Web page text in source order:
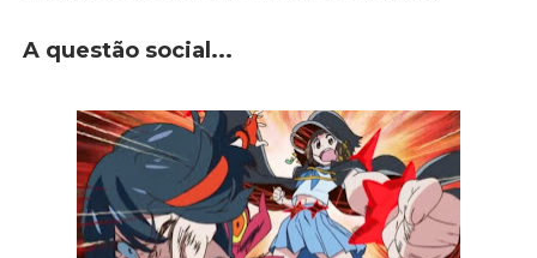
A questão social...